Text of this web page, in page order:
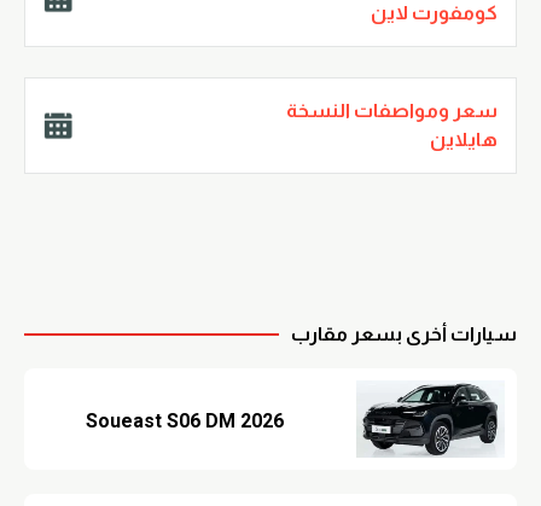
كومفورت لاين
سعر ومواصفات النسخة
هايلاين
سيارات أخرى بسعر مقارب
Soueast S06 DM 2026